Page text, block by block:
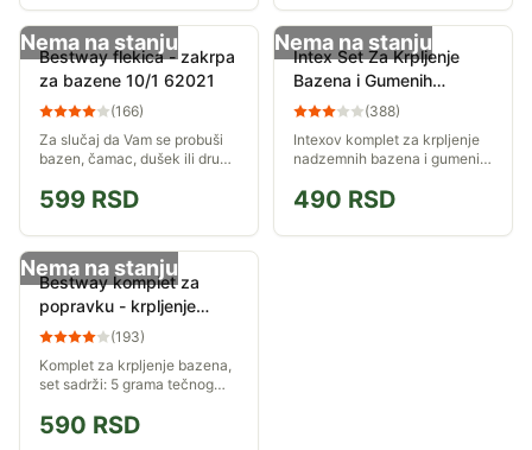
Nema na stanju
Bestway flekica - zakrpa
za bazene 10/1 62021
(166)
Za slučaj da Vam se probuši
bazen, čamac, dušek ili druga
trebaće Vam ovakva
lako saniranje...
599 RSD
Nema na stanju
Intex Set Za Krpljenje
Bazena i Gumenih
Čamaca (388)
Intexov komplet za krpljenje
nadzemnih bazena i gumenih
490 RSD
Nema na stanju
Bestway komplet za
popravku - krpljenje
bazena 62022
(193)
Komplet za krpljenje bazena,
set sadrži: 5 grama tečnog
zakrpe...
590 RSD